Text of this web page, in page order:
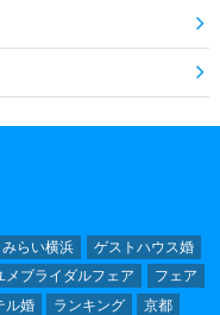
らい横浜
ゲストハウス婚
メブライダルフェア
フェア
ル婚 ランキング
京都